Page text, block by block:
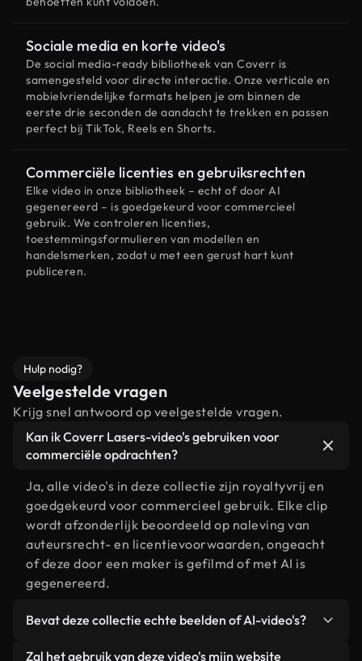
Sociale media en korte video's
De social media-ready bibliotheek van Coverr is
samengesteld voor directe interactie. Onze verticale en
mobielvriendelijke formats helpen je om binnen de
eerste drie seconden de aandacht te trekken en passen
perfect bij TikTok, Reels en Shorts.
Commerciële licenties en gebruiksrechten
Elke video in onze bibliotheek – echt of door AI
gegenereerd – is goedgekeurd voor commercieel
gebruik. We controleren licenties,
toestemmingsformulieren van modellen en
handelsmerken, zodat u met een gerust hart kunt
publiceren.
Hulp nodig?
Veelgestelde vragen
Krijg snel antwoord op veelgestelde vragen.
Kan ik Coverr Lasers-video's gebruiken voor
commerciële opdrachten?
Ja, alle video's in deze collectie zijn royaltyvrij en
goedgekeurd voor commercieel gebruik. Elke clip
wordt afzonderlijk beoordeeld op naleving van
auteursrecht- en licentievoorwaarden, ongeacht
of deze door een maker is gefilmd of met AI is
gegenereerd.
Bevat deze collectie echte beelden of AI-video's?
Beide. Dit is een hybride bibliotheek die bestaat
Zal het gebruik van deze video's mijn website